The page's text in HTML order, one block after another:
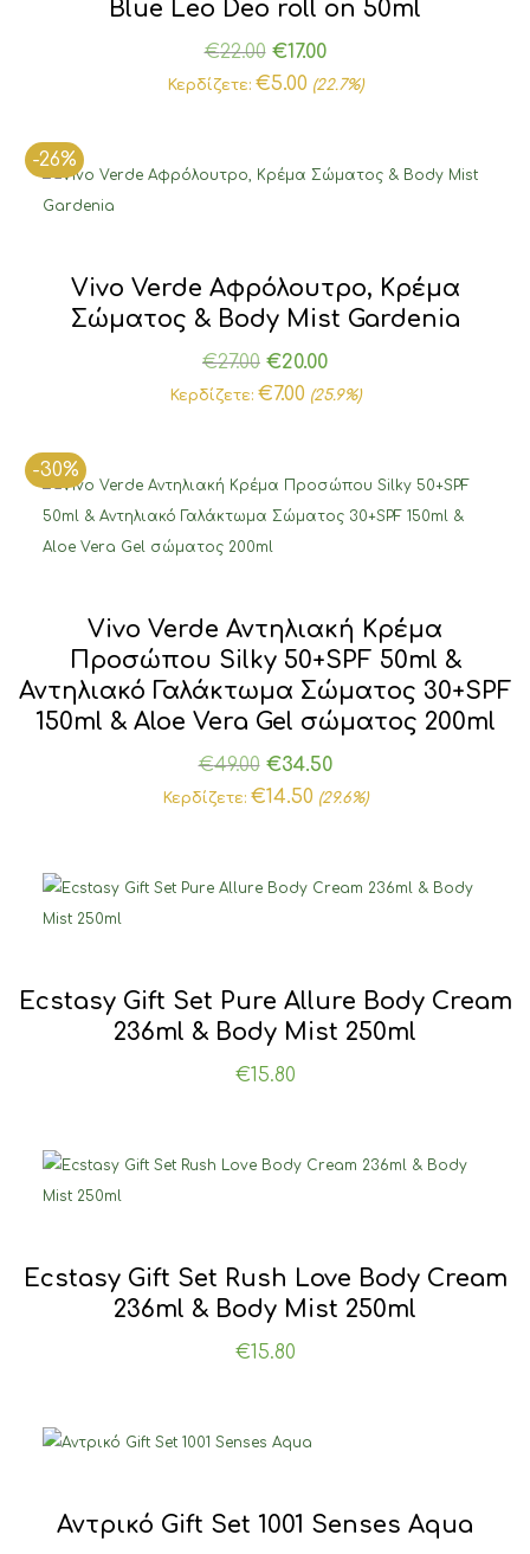
Blue Leo Deo roll on 50ml
€22.00 Original
price
€17.00Η
τρέχουσα
€17.00.
Κερδίζετε: €5.00 (22.7%)
-26%
Vivo Verde Αφρόλουτρο, Κρέμα
Σώματος & Body Mist Gardenia
€27.00 Original
price
€20.00Η
τρέχουσα
€20.00.
Κερδίζετε: €7.00 (25.9%)
-30%
Vivo Verde Αντηλιακή Κρέμα
Προσώπου Silky 50+SPF 50ml &
Αντηλιακό Γαλάκτωμα Σώματος 30+SPF
150ml & Aloe Vera Gel σώματος 200ml
€49.00 Original
price
€34.50Η
τρέχουσα
€34.50.
Κερδίζετε: €14.50 (29.6%)
Ecstasy Gift Set Pure Allure Body Cream
236ml & Body Mist 250ml
€15.80
Ecstasy Gift Set Rush Love Body Cream
236ml & Body Mist 250ml
€15.80
Αντρικό Gift Set 1001 Senses Aqua